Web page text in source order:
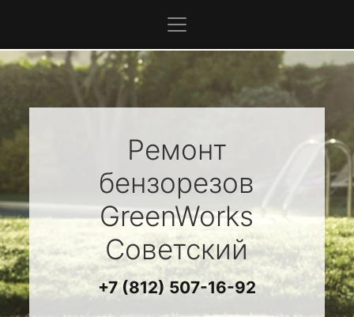
Ремонт
бензорезов
GreenWorks
Советский
+7 (812) 507-16-92